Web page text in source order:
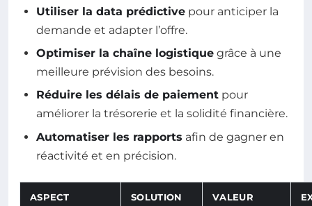
Utiliser la data prédictive pour anticiper la
demande et adapter l’offre.
Optimiser la chaîne logistique grâce à une
meilleure prévision des besoins.
Réduire les délais de paiement pour
améliorer la trésorerie et la solidité financière.
Automatiser les rapports afin de gagner en
réactivité et en précision.
ASPECT
SOLUTION
VALEUR